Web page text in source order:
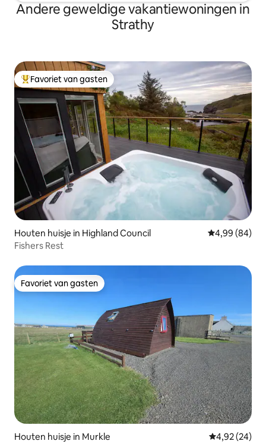
Andere geweldige vakantiewoningen in
Strathy
Topfavoriet van gasten
Favoriet van gasten
Houten huisje in Highland Council Gemiddelde
4,99 (84)
Fishers Rest
Favoriet van gasten
Favoriet van gasten
Houten huisje in Murkle Gemiddelde
4,92 (24)